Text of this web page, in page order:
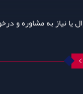
نیاز به مشاوره و